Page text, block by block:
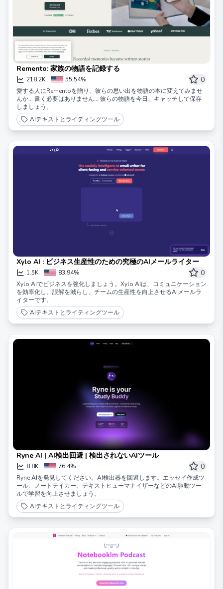
Remento: 家族の物語を記録する
218.2K 55.54% 0
愛する人にRementoを贈り、彼らの思い出を物語の本に変えてみませ
んか... 書く必要はありません... 彼らの物語を今日、キャッチして保存
しましょう。
AIテキストとライティングツール
Xylo AI : ビジネス生産性のための究極のAIメールライター
1.5K 83.94% 0
Xylo AIでビジネスを強化しましょう。Xylo AIは、コミュニケーション
を効率化し、誤解を減らし、チームの生産性を向上させるAIメールラ
イターです。
AIテキストとライティングツール
Ryne AI | AI検出回避 | 検出されないAIツール
8.8K 76.4% 0
Ryne AIを発見してください。AI検出器を回避します。エッセイ作成ツ
ール、ノートテイカー、テキストヒューマナイザーなどのAI駆動ツー
ルで学習を向上させましょう。
AIテキストとライティングツール